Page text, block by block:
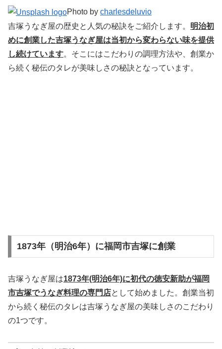
Photo by charlesdeluvio
吉塚うなぎ屋の歴史と人気の秘訣をご紹介します。 明治初
めに創業した吉塚うなぎ屋は当初から変わらない味を提供
し続けています。そこにはこだわりの調理方法や、創業か
ら続く秘伝のタレが美味しさの秘訣となっています。
1873年（明治6年）に福岡市吉塚に創業
吉塚うなぎ屋は1873年(明治6年)に初代の徳安新助が福岡
市吉塚でうなぎ料理の専門店として始めました。創業当初
から続く秘伝のタレは吉塚うなぎ屋の美味しさのこだわり
の1つです。